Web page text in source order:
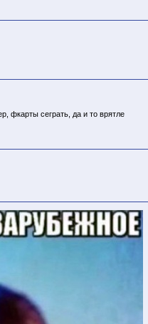
фкарты сеграть, да и то врятле